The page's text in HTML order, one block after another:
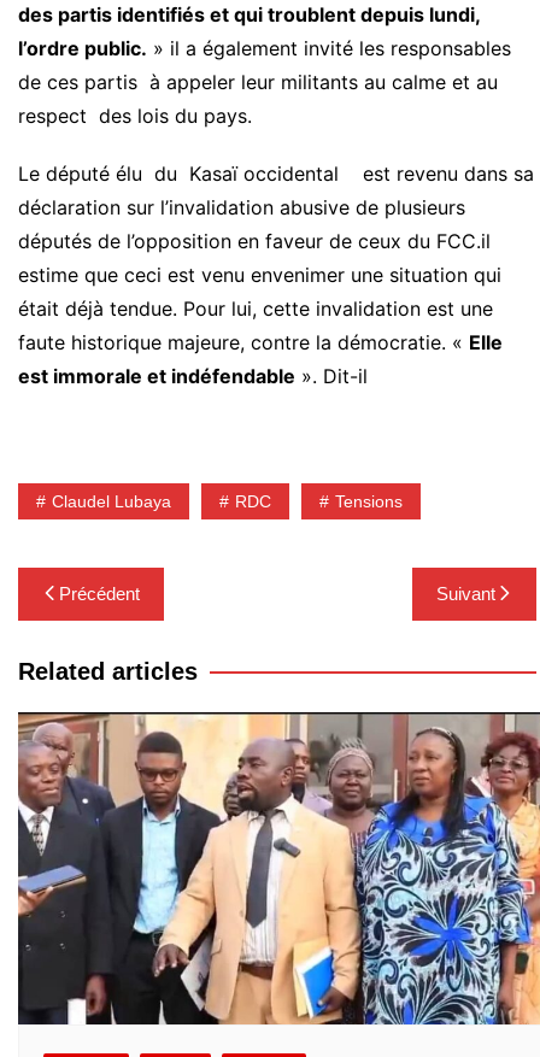
des partis identifiés et qui troublent depuis lundi,
l’ordre public. » il a également invité les responsables
de ces partis à appeler leur militants au calme et au
respect des lois du pays.
Le député élu du Kasaï occidental est revenu dans sa
déclaration sur l’invalidation abusive de plusieurs
députés de l’opposition en faveur de ceux du FCC.il
estime que ceci est venu envenimer une situation qui
était déjà tendue. Pour lui, cette invalidation est une
faute historique majeure, contre la démocratie. « Elle
est immorale et indéfendable ». Dit-il
Claudel Lubaya RDC Tensions
Navigation
de
l’article
Précédent Suivant
Related articles